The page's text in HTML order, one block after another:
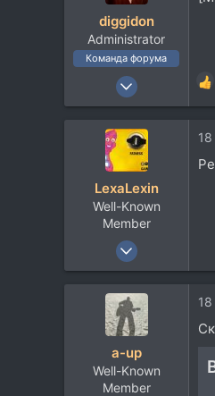
и
diggidon
Administrator
Команда форума
26 Май 2008
6.837
Днепр UA
Р
е
к
и
LexaLexin
Well-Known
Member
23 Окт 2007
1.586
a-up
Well-Known
Member